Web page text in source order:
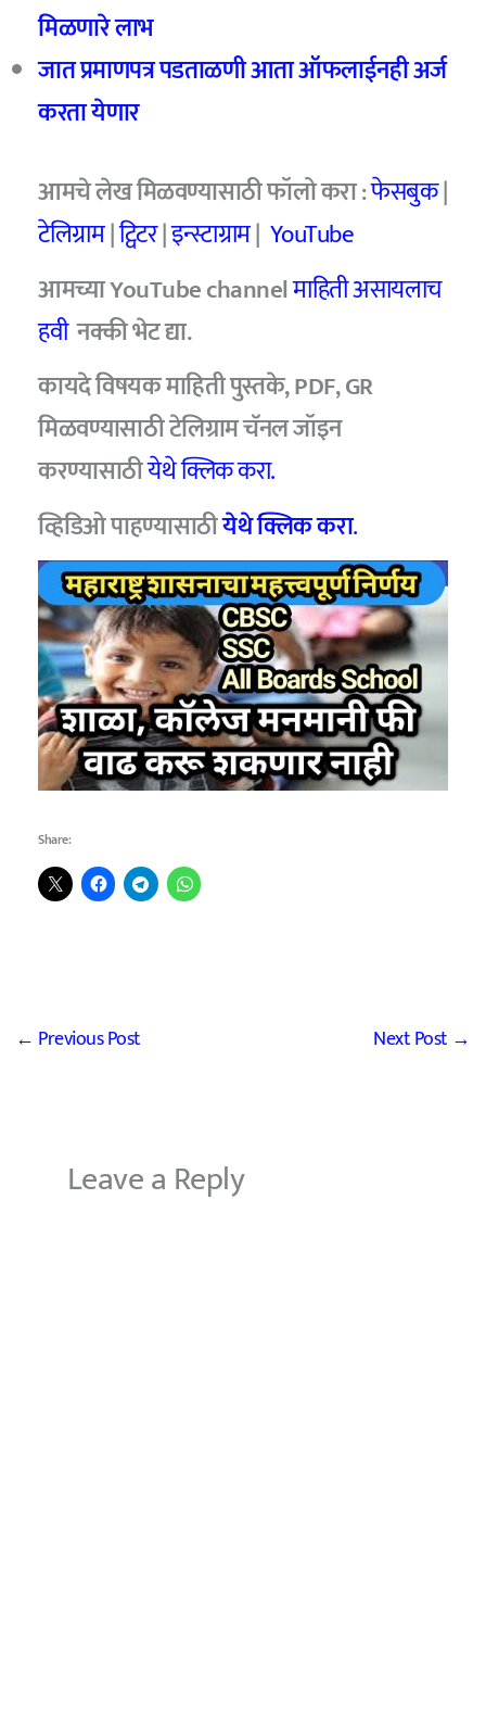
मिळणारे लाभ
जात प्रमाणपत्र पडताळणी आता ऑफलाईनही अर्ज
करता येणार
आमचेलेख मिळवण्यासाठी फॉलो करा :फेसबुक|
टेलिग्राम|ट्विटर|इन्स्टाग्राम| YouTube
आमच्या YouTube channelमाहिती असायलाच
हवी नक्की भेट द्या.
कायदे विषयक माहिती पुस्तके, PDF, GR
मिळवण्यासाठी टेलिग्राम चॅनल जॉइन
करण्यासाठीयेथे क्लिक करा.
व्हिडिओ पाहण्यासाठीयेथे क्लिक करा.
Share:
← Previous Post Next Post →
Leave a Reply